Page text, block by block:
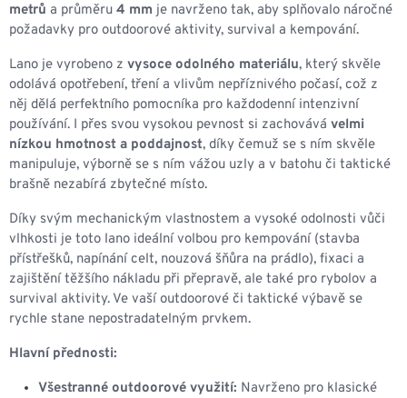
metrů a průměru 4 mm je navrženo tak, aby splňovalo náročné
požadavky pro outdoorové aktivity, survival a kempování.
Lano je vyrobeno z vysoce odolného materiálu, který skvěle
odolává opotřebení, tření a vlivům nepříznivého počasí, což z
něj dělá perfektního pomocníka pro každodenní intenzivní
používání. I přes svou vysokou pevnost si zachovává velmi
nízkou hmotnost a poddajnost, díky čemuž se s ním skvěle
manipuluje, výborně se s ním vážou uzly a v batohu či taktické
brašně nezabírá zbytečné místo.
Díky svým mechanickým vlastnostem a vysoké odolnosti vůči
vlhkosti je toto lano ideální volbou pro kempování (stavba
přístřešků, napínání celt, nouzová šňůra na prádlo), fixaci a
zajištění těžšího nákladu při přepravě, ale také pro rybolov a
survival aktivity. Ve vaší outdoorové či taktické výbavě se
rychle stane nepostradatelným prvkem.
Hlavní přednosti:
Všestranné outdoorové využití: Navrženo pro klasické